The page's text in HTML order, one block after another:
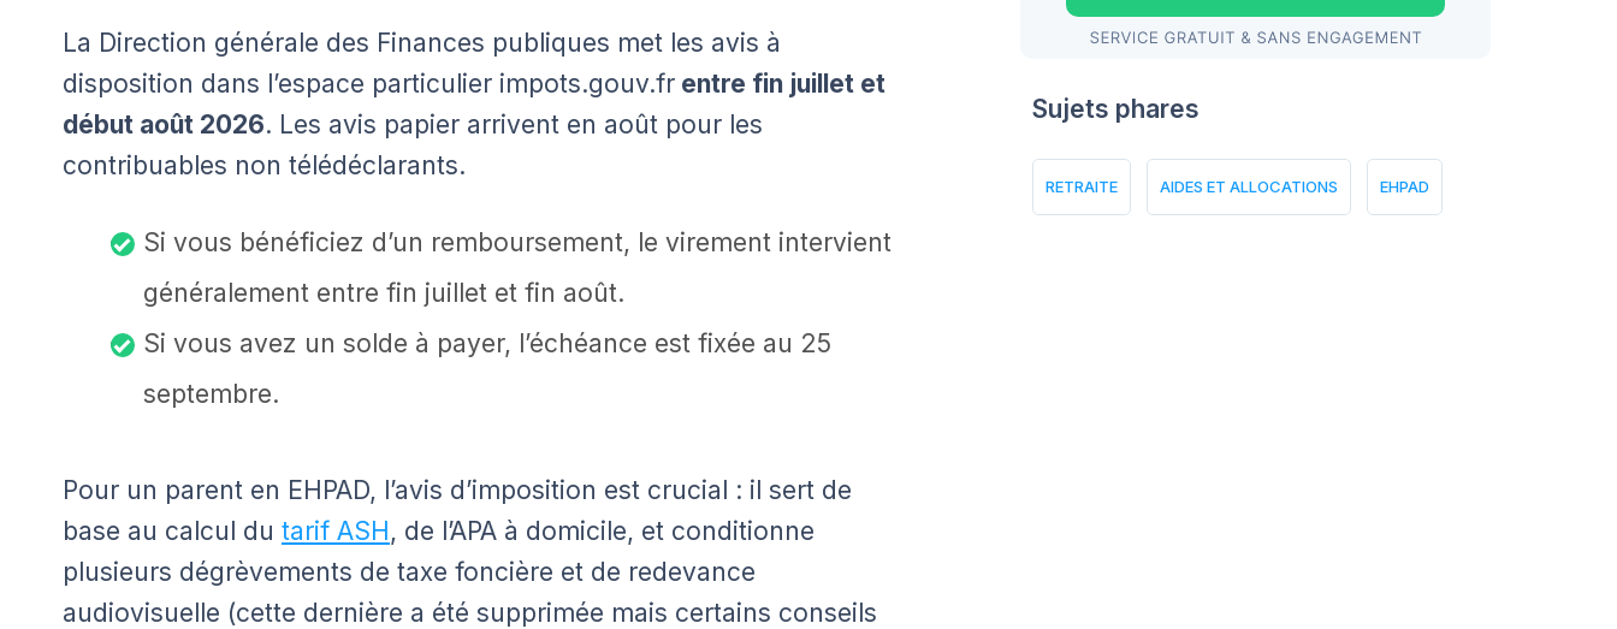
La Direction générale des Finances publiques met les avis à
disposition dans l’espace particulier impots.gouv.fr entre fin juillet et
début août 2026. Les avis papier arrivent en août pour les
contribuables non télédéclarants.
Si vous bénéficiez d’un remboursement, le virement intervient
généralement entre fin juillet et fin août.
Si vous avez un solde à payer, l’échéance est fixée au 25
septembre.
Pour un parent en EHPAD, l’avis d’imposition est crucial : il sert de
base au calcul du tarif ASH, de l’APA à domicile, et conditionne
plusieurs dégrèvements de taxe foncière et de redevance
audiovisuelle (cette dernière a été supprimée mais certains conseils
Sujets phares
RETRAITE AIDES ET ALLOCATIONS EHPAD